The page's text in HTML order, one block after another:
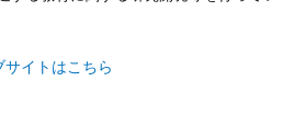
イトはこちら